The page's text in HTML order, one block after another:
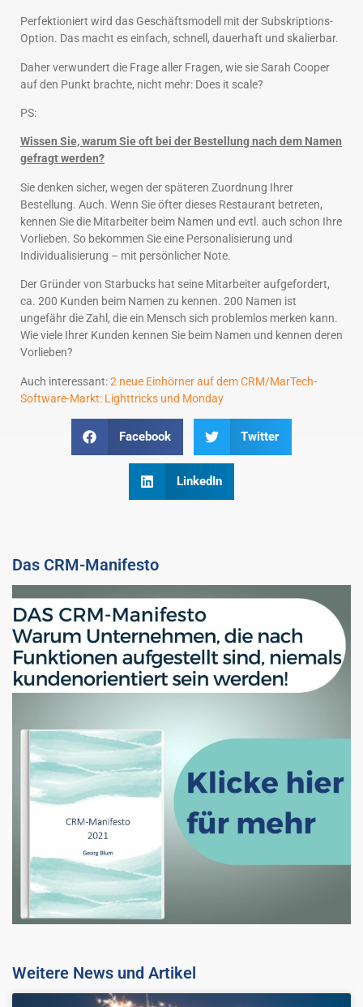
Perfektioniert wird das Geschäftsmodell mit der Subskriptions-
Option. Das macht es einfach, schnell, dauerhaft und skalierbar.
Daher verwundert die Frage aller Fragen, wie sie Sarah Cooper
auf den Punkt brachte, nicht mehr: Does it scale?
PS:
Wissen Sie, warum Sie oft bei der Bestellung nach dem Namen
gefragt werden?
Sie denken sicher, wegen der späteren Zuordnung Ihrer
Bestellung. Auch. Wenn Sie öfter dieses Restaurant betreten,
kennen Sie die Mitarbeiter beim Namen und evtl. auch schon Ihre
Vorlieben. So bekommen Sie eine Personalisierung und
Individualisierung – mit persönlicher Note.
Der Gründer von Starbucks hat seine Mitarbeiter aufgefordert,
ca. 200 Kunden beim Namen zu kennen. 200 Namen ist
ungefähr die Zahl, die ein Mensch sich problemlos merken kann.
Wie viele Ihrer Kunden kennen Sie beim Namen und kennen deren
Vorlieben?
Auch interessant:2 neue Einhörner auf dem CRM/MarTech-
Software-Markt: Lighttricks und Monday
Facebook Twitter
LinkedIn
Das CRM-Manifesto
Weitere News und Artikel